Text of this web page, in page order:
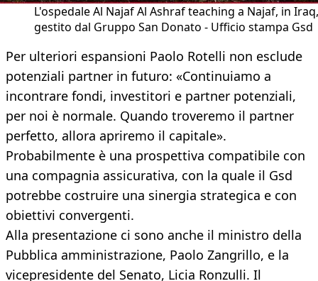
L'ospedale Al Najaf Al Ashraf teaching a Najaf, in Iraq,
gestito dal Gruppo San Donato - Ufficio stampa Gsd
Per ulteriori espansioni Paolo Rotelli non esclude
potenziali partner in futuro: «Continuiamo a
incontrare fondi, investitori e partner potenziali,
per noi è normale. Quando troveremo il partner
perfetto, allora apriremo il capitale».
Probabilmente è una prospettiva compatibile con
una compagnia assicurativa, con la quale il Gsd
potrebbe costruire una sinergia strategica e con
obiettivi convergenti.
Alla presentazione ci sono anche il ministro della
Pubblica amministrazione, Paolo Zangrillo, e la
vicepresidente del Senato, Licia Ronzulli. Il